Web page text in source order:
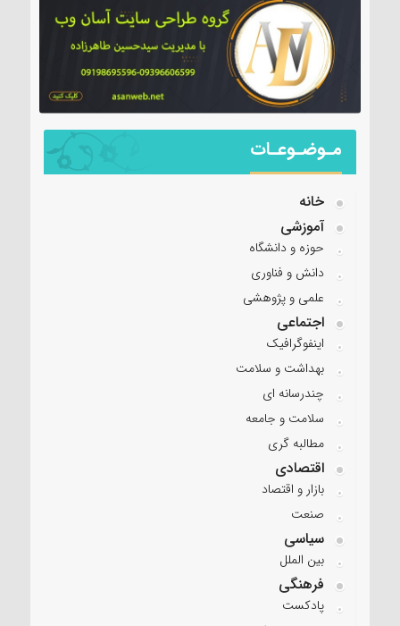
مـوضـوعـات
خانه
آموزشی
حوزه و دانشگاه
دانش و فناوری
علمی و پژوهشی
اجتماعی
اینفوگرافیک
بهداشت و سلامت
چندرسانه ای
سلامت و جامعه
مطالبه گری
اقتصادی
بازار و اقتصاد
صنعت
سیاسی
بین الملل
فرهنگی
پادکست